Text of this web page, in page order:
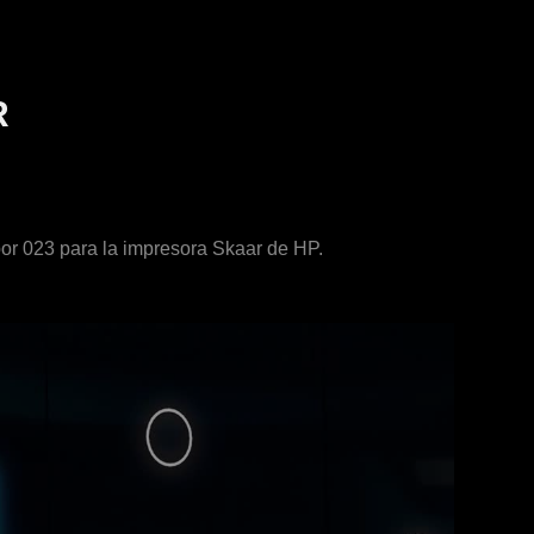
023 para la impresora Skaar de HP.